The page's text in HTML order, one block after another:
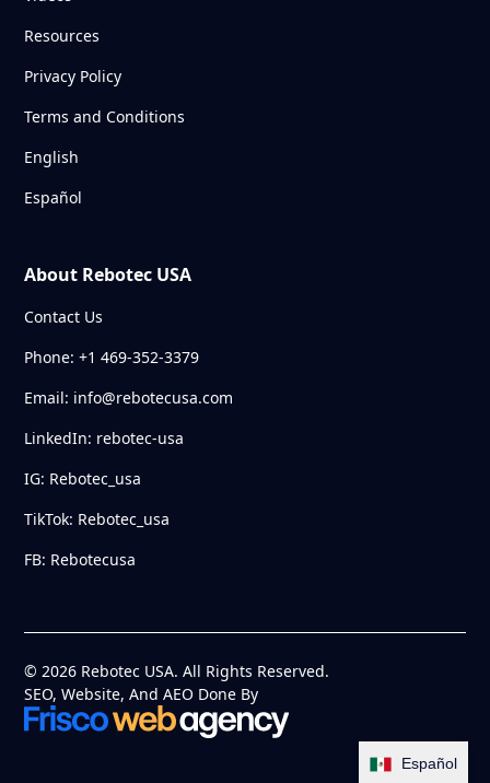
Resources
Privacy Policy
Terms and Conditions
English
Español
About Rebotec USA
Contact Us
Phone: +1 469-352-3379
Email: info@rebotecusa.com
LinkedIn: rebotec-usa
IG: Rebotec_usa
TikTok: Rebotec_usa
FB: Rebotecusa
© 2026 Rebotec USA. All Rights Reserved.
SEO, Website, And AEO Done By
Español